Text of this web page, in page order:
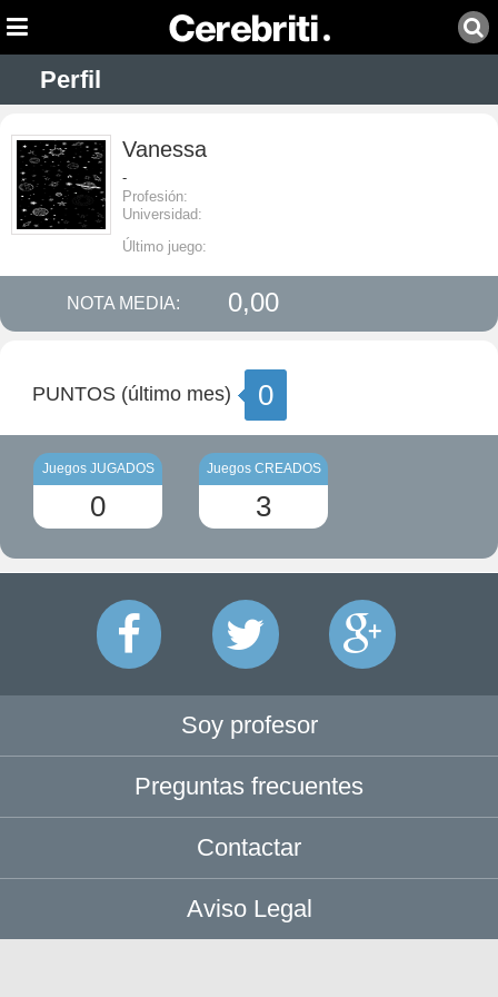
Perfil
Vanessa
-
Profesión:
Universidad:
Último juego:
NOTA MEDIA: 0,00
PUNTOS (último mes) 0
Juegos JUGADOS
0
Juegos CREADOS
3
Soy profesor
Preguntas frecuentes
Contactar
Aviso Legal